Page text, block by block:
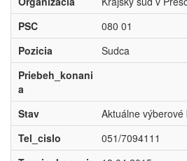
PSC
080 01
Pozicia
Sudca
Priebeh_konani
a
Stav
Aktuálne výberové
Tel_cislo
051/7094111